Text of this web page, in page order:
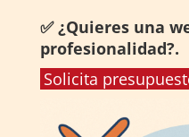
✅ ¿Quieres una
profesionalidad?.
Solicita